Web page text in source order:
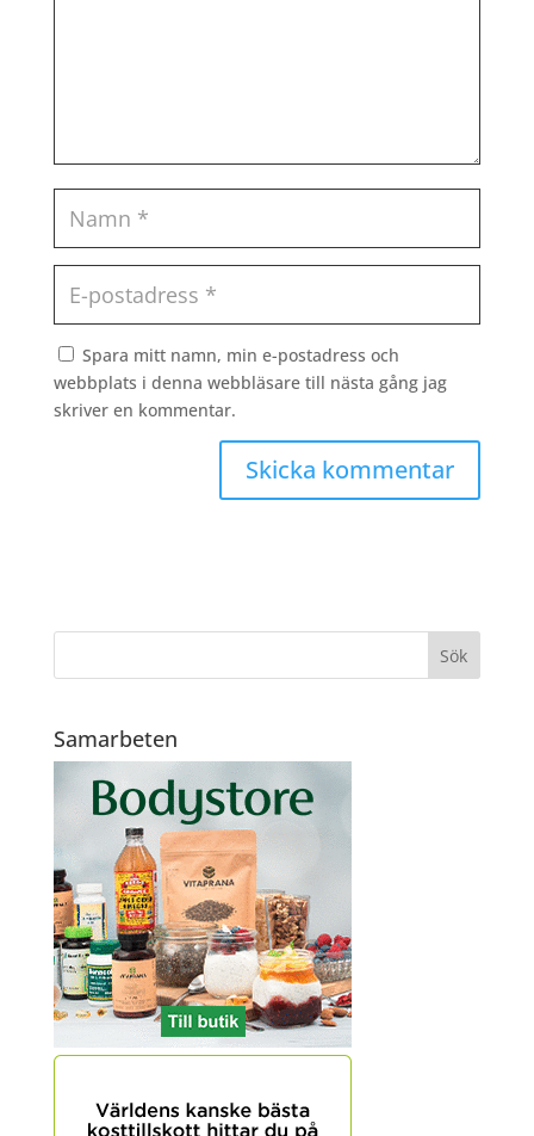
Spara mitt namn, min e-postadress och
webbplats i denna webbläsare till nästa gång jag
skriver en kommentar.
Skicka kommentar
Samarbeten